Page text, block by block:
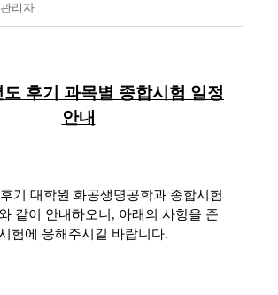
관리자
도 후기 과목별 종합시험 일정
안내
기 대학원 화공생명공학과 종합시험
같이 안내하오니 , 아래의 사항을 준
험에 응해주시길 바랍니다.